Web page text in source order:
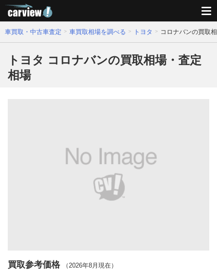
車買取・中古車査定 車買取相場を調べる トヨタ コロナバンの買取
トヨタ コロナバンの買取相場・査定
相場
買取参考価格 （2026年8月 現在）